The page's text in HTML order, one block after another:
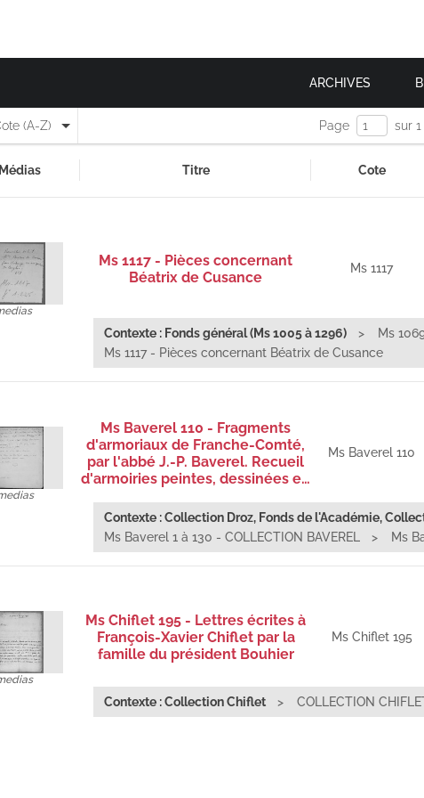
ARCHIVES
(A-Z) Page sur 1
Médias Titre Cote
Ms 1117 - Pièces concernant
Béatrix de Cusance
Ms 1117
Contexte : Fonds général (Ms 1005 à 1296)
Ms
Ms 1117 - Pièces concernant Béatrix de Cusance
Ms Baverel 110 - Fragments
d'armoriaux de Franche-Comté,
par l'abbé J.-P. Baverel. Recueil
d'armoiries peintes, dessinées e…
Ms Baverel 110
Contexte : Collection Droz, Fonds de l'Académie,
Ms Baverel 1 à 130 - COLLECTION BAVEREL
Ms
Ms Chiflet 195 - Lettres écrites à
François-Xavier Chiflet par la
famille du président Bouhier
Ms Chiflet 195
Contexte : Collection Chiflet COLLECTION